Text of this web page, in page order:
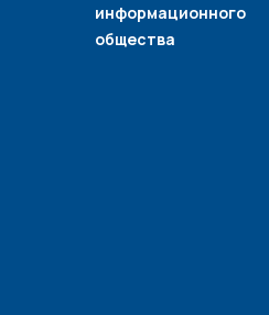
информационного
общества